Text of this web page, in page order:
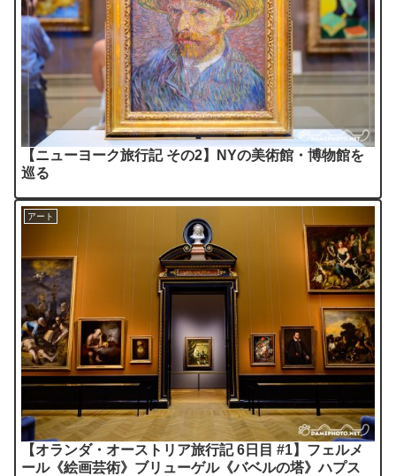
【ニューヨーク旅行記 その2】NYの美術館・博物館を
巡る
アート
【オランダ・オーストリア旅行記 6日目 #1】フェルメ
ール《絵画芸術》ブリューゲル《バベルの塔》ハプス